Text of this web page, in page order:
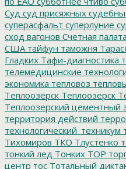
Суд суд присяжных
суперасфальт суперлуние
сход вагонов Счетная палата
США тайфун таможня
Гладких Тафи-диагностика
телемедицинские
экономика тепловоз
Теплоозёрск Теплоозерск
Теплоозерский цементный
территория действий
технологический_техникум
Тихомиров ТКО Тлустенко
тонкий лед Тонких ТОР
центр тос Тотальный